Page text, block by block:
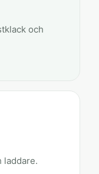
och
laddare.